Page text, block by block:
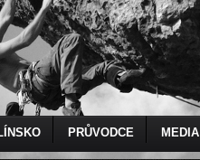
PRŮVODCE MEDIA